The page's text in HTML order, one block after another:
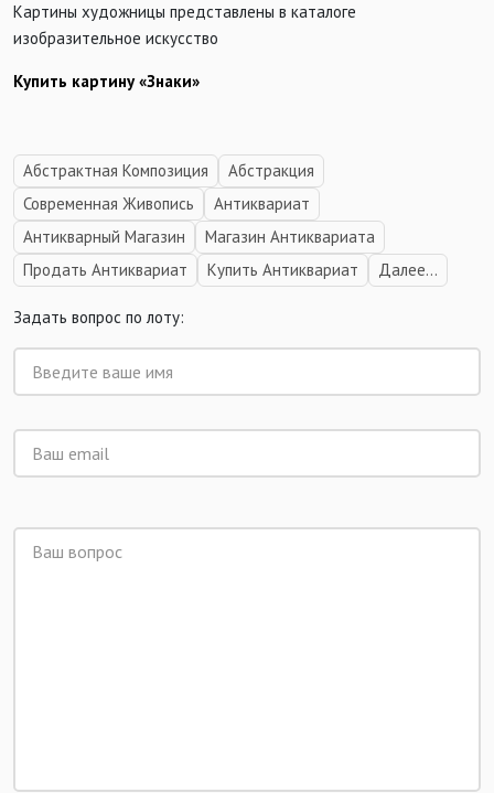
Картины художницы представлены в каталоге
изобразительное искусство
Купить картину «Знаки»
Абстрактная Композиция
Абстракция
Современная Живопись
Антиквариат
Антикварный Магазин
Магазин Антиквариата
Продать Антиквариат
Купить Антиквариат Далее...
Задать вопрос по лоту: